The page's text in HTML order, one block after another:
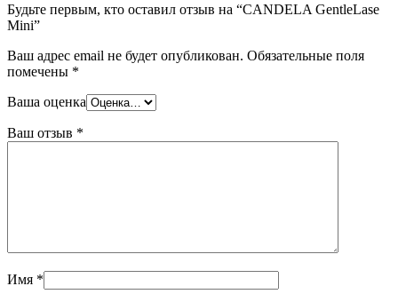
Будьте первым, кто оставил отзыв на “CANDELA GentleLase
Mini”
Ваш адрес email не будет опубликован. Обязательные поля
помечены *
Ваша оценка
Ваш отзыв *
Имя *